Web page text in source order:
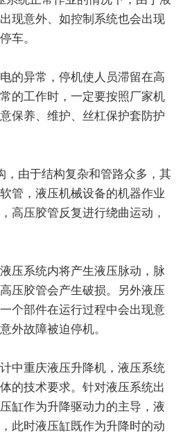
现意外、如控制系统也会出现
车。
的异常，停机使人员滞留在高
的工作时，一定要按照厂家机
保养、维护、丝杠保护套防护
，由于结构复杂和管路众多，其
管，液压机械设备的机器作业
高压胶管反复进行绕曲运动，
压系统内将产生液压脉动，脉
压胶管会产生破损。另外液压
个部件在运行过程中会出现意
外故障被迫停机。
中重庆液压升降机，液压系统
的技术要求。针对液压系统出
缸作为升降驱动力的主导，液
此时液压缸既作为升降时的动